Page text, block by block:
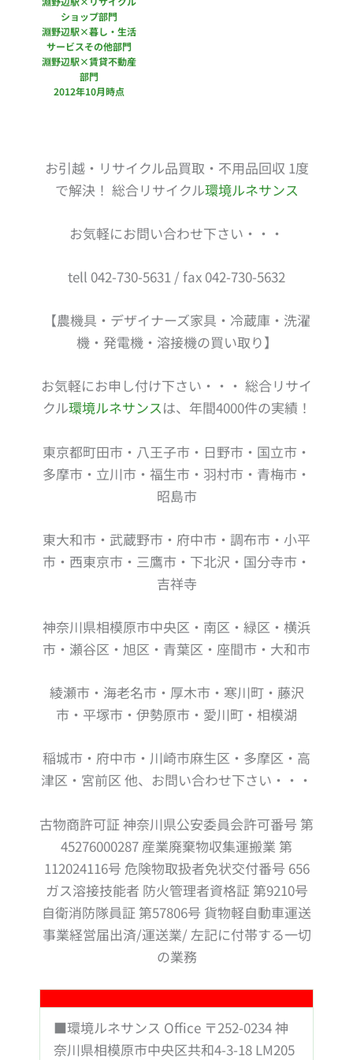
ショップ部門
淵野辺駅×暮し・生活
サービスその他部門
淵野辺駅×賃貸不動産
部門
2012年10月時点
お引越・リサイクル品買取・不用品回収 1度
で解決！ 総合リサイクル環境ルネサンス
お気軽にお問い合わせ下さい・・・
tell 042-730-5631 / fax 042-730-5632
【農機具・デザイナーズ家具・冷蔵庫・洗濯
機・発電機・溶接機の買い取り】
お気軽にお申し付け下さい・・・ 総合リサイ
クル環境ルネサンスは、年間4000件の実績！
東京都町田市・八王子市・日野市・国立市・
多摩市・立川市・福生市・羽村市・青梅市・
昭島市
東大和市・武蔵野市・府中市・調布市・小平
市・西東京市・三鷹市・下北沢・国分寺市・
吉祥寺
神奈川県相模原市中央区・南区・緑区・横浜
市・瀬谷区・旭区・青葉区・座間市・大和市
綾瀬市・海老名市・厚木市・寒川町・藤沢
市・平塚市・伊勢原市・愛川町・相模湖
稲城市・府中市・川崎市麻生区・多摩区・高
津区・宮前区 他、お問い合わせ下さい・・・
古物商許可証 神奈川県公安委員会許可番号 第
45276000287 産業廃棄物収集運搬業 第
112024116号 危険物取扱者免状交付番号 656
ガス溶接技能者 防火管理者資格証 第9210号
自衛消防隊員証 第57806号 貨物軽自動車運送
事業経営届出済/運送業/ 左記に付帯する一切
の業務
■環境ルネサンス Office 〒252-0234 神
奈川県相模原市中央区共和4-3-18 LM205